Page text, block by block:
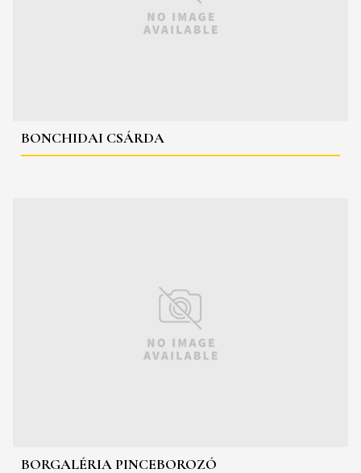
BONCHIDAI CSÁRDA
BORGALÉRIA PINCEBOROZÓ